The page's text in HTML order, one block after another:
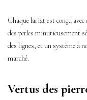
Chaque lariat est conçu avec
des perles minutieusement
des lignes, et un système à
marché.
Vertus des